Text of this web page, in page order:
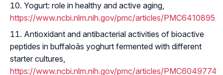
Yogurt: role in healthy and active aging,
https://www.ncbi.nlm.nih.gov/pmc/articles/PMC6410895/
Antioxidant and antibacterial activities of bioactive
peptides in buffaloâs yoghurt fermented with different
starter cultures,
https://www.ncbi.nlm.nih.gov/pmc/articles/PMC6049774/